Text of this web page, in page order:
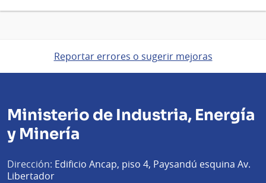
Reportar errores o sugerir mejoras
Ministerio de Industria, Energía
y Minería
Dirección: Edificio Ancap, piso 4, Paysandú esquina Av.
Libertador